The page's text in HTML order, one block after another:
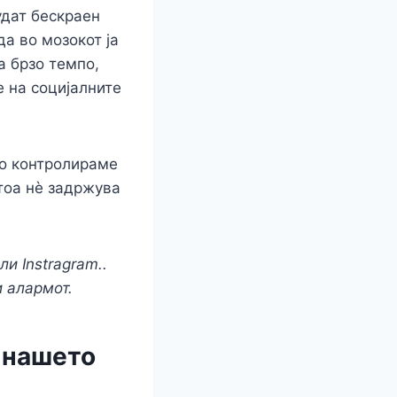
бескраен
во мозокот ја
брзо темпо,
социјалните
контролираме
нè задржува
Instragram..
алармот.